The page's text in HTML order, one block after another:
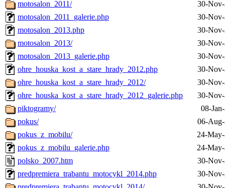
motosalon_2011/
30-
motosalon_2011_galerie.php
30-
motosalon_2013.php
30-
motosalon_2013/
30-
motosalon_2013_galerie.php
30-
ohre_houska_kost_a_stare_hrady_2012.php
30-
ohre_houska_kost_a_stare_hrady_2012/
30-
ohre_houska_kost_a_stare_hrady_2012_galerie.php
30-
piktogramy/
08-
pokus/
06-
pokus_z_mobilu/
24-
pokus_z_mobilu_galerie.php
24-
polsko_2007.htm
30-
predpremiera_trabantu_motocykl_2014.php
30-